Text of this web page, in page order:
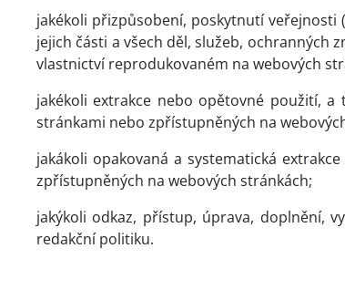
jakékoli přizpůsobení, poskytnutí veřejnosti
jejich části a všech děl, služeb, ochranných
vlastnictví reprodukovaném na webových
jakékoli extrakce nebo opětovné použití,
stránkami nebo zpřístupněných na
jakákoli opakovaná a systematická
zpřístupněných na webových stránkách;
jakýkoli odkaz, přístup, úprava, doplnění,
redakční politiku.